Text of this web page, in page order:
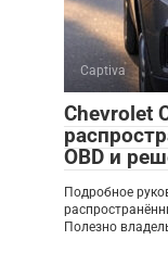
Captiva
Chevrolet
OBD и
Подробное
Полезно